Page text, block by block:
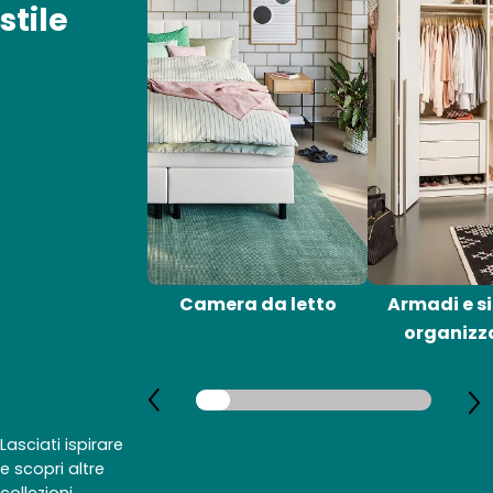
stile
Camera da letto
Armadi e
Lasciati ispirare
e scopri altre